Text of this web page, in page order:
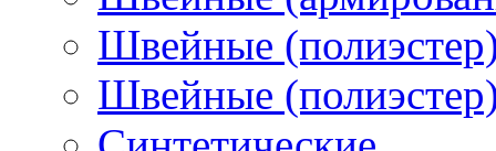
Швейные
Швейные